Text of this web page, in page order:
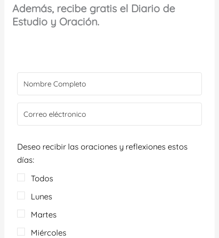
Además, recibe gratis el Diario de
Estudio y Oración.
Deseo recibir las oraciones y reflexiones estos
días:
Todos
Lunes
Martes
Miércoles